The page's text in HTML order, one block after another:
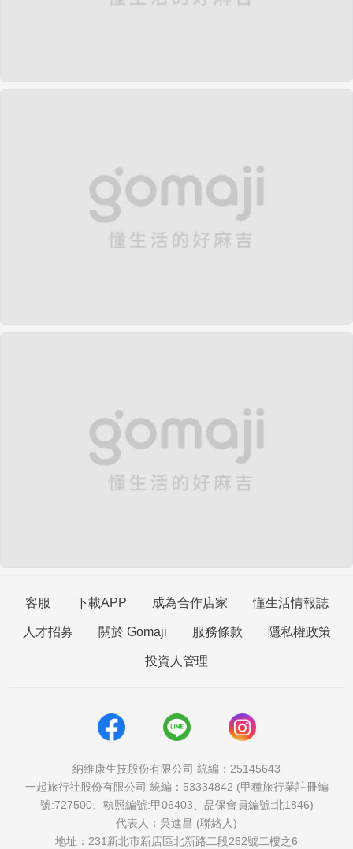
客服 下載APP 成為合作店家 懂生活情報誌
人才招募 關於 Gomaji 服務條款 隱私權政策
投資人管理
納維康生技股份有限公司 統編：25145643
一起旅行社股份有限公司 統編：53334842 (甲種旅行業註冊編
號:727500、執照編號:甲06403、品保會員編號:北1846)
代表人：吳進昌 (聯絡人)
地址：231新北市新店區北新路二段262號二樓之6